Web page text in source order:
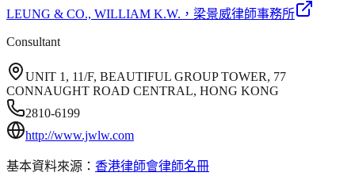
LEUNG & CO., WILLIAM K.W. ，梁景威律師事務所
Consultant
UNIT 1, 11/F, BEAUTIFUL GROUP TOWER, 77
CONNAUGHT ROAD CENTRAL, HONG KONG
2810-6199
http://www.jwlw.com
基本資料來源： 香港律師會律師名冊